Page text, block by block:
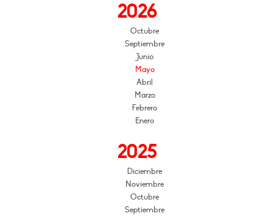
2026
Octubre
Septiembre
Junio
Mayo
Abril
Marzo
Febrero
Enero
2025
Diciembre
Noviembre
Octubre
Septiembre